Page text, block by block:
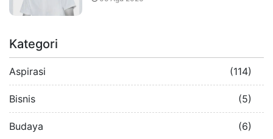
Kategori
Aspirasi (114)
Bisnis (5)
Budaya (6)